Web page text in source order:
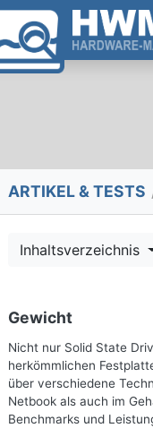
ARTIKEL & TESTS
Inhaltsverzeichnis
Gewicht
Nicht nur Solid State
herkömmlichen
über verschiedene
Netbook als auch im
Benchmarks und